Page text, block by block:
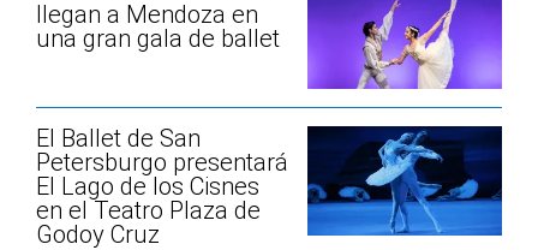
llegan a Mendoza en
una gran gala de ballet
El Ballet de San
Petersburgo presentará
El Lago de los Cisnes
en el Teatro Plaza de
Godoy Cruz